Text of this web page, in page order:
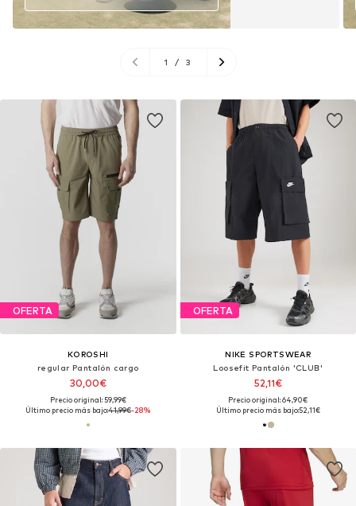
1 / 3
OFERTA
KOROSHI
regular Pantalón cargo
30,00€
Precio original: 59,99€
Último precio más bajo:41,99€-28%
OFERTA
NIKE SPORTSWEAR
Loosefit Pantalón 'CLUB'
52,11€
Precio original: 64,90€
Último precio más bajo:52,11€